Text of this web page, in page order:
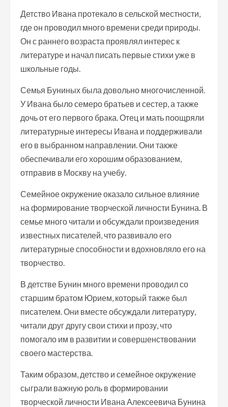
Детство Ивана протекало в сельской местности,
где он проводил много времени среди природы.
Он с раннего возраста проявлял интерес к
литературе и начал писать первые стихи уже в
школьные годы.
Семья Буниных была довольно многочисленной.
У Ивана было семеро братьев и сестер, а также
дочь от его первого брака. Отец и мать поощряли
литературные интересы Ивана и поддерживали
его в выбранном направлении. Они также
обеспечивали его хорошим образованием,
отправив в Москву на учебу.
Семейное окружение оказало сильное влияние
на формирование творческой личности Бунина. В
семье много читали и обсуждали произведения
известных писателей, что развивало его
литературные способности и вдохновляло его на
творчество.
В детстве Бунин много времени проводил со
старшим братом Юрием, который также был
писателем. Они вместе обсуждали литературу,
читали друг другу свои стихи и прозу, что
помогало им в развитии и совершенствовании
своего мастерства.
Таким образом, детство и семейное окружение
сыграли важную роль в формировании
творческой личности Ивана Алексеевича Бунина